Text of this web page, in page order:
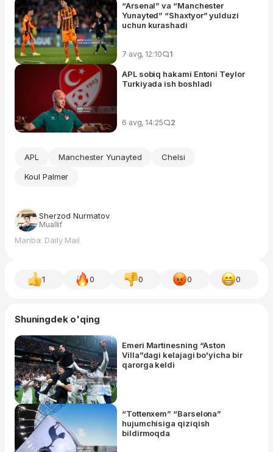
“Arsenal” va “Manchester
Yunayted” “Shaxtyor” yulduzi
uchun kurashadi
7 avg, 12:10 1
APL sobiq hakami Entoni Teylor
Turkiyada ish boshladi
6 avg, 14:25 2
APL Manchester Yunayted
Chelsi
Koul Palmer
Sherzod Nurmatov
Muallif
Manba: Daily Mail
1 0 0 0 0
Shuningdek o'qing
Emeri Martinesning “Aston
Villa”dagi kelajagi bo'yicha bir
qarorga keldi
“Tottenxem” “Barselona”
hujumchisiga qiziqish
bildirmoqda